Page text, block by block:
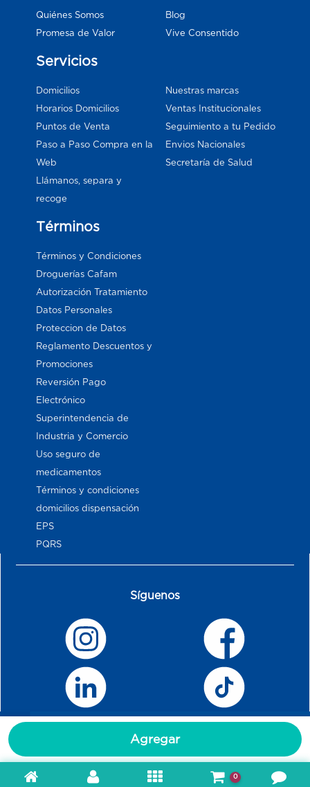
Agregar
Quiénes Somos
Promesa de Valor
Blog
Vive Consentido
Servicios
Domicilios
Horarios Domicilios
Puntos de Venta
Paso a Paso Compra en la
Web
Llámanos, separa y
recoge
Nuestras marcas
Ventas Institucionales
Seguimiento a tu Pedido
Envios Nacionales
Secretaría de Salud
Términos
Términos y Condiciones
Droguerías Cafam
Autorización Tratamiento
Datos Personales
Proteccion de Datos
Reglamento Descuentos y
Promociones
Reversión Pago
Electrónico
Superintendencia de
Industria y Comercio
Uso seguro de
medicamentos
Términos y condiciones
domicilios dispensación
EPS
PQRS
Síguenos
0